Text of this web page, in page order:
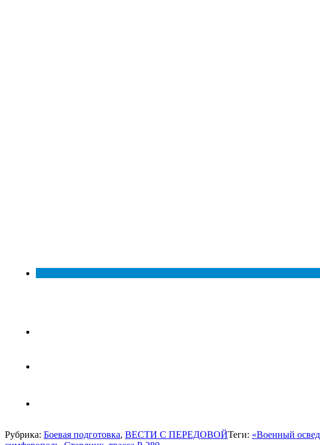
Рубрика: Боевая подготовка, ВЕСТИ С ПЕРЕДОВОЙТеги: «Военный